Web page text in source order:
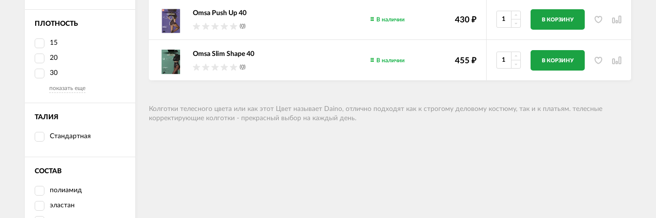
ПЛОТНОСТЬ
15
20
30
показать еще
ТАЛИЯ
Стандартная
СОСТАВ
полиамид
эластан
Omsa Push Up 40
(0)
430 ₽
В наличии В КОРЗИНУ
Omsa Slim Shape 40
(0)
455 ₽
В наличии В КОРЗИНУ
Колготки телесного цвета или как этот Цвет называет Daino, отлично подходят как к строгому деловому костюму, так и к платьям. телесные
корректирующие колготки - прекрасный выбор на каждый день.